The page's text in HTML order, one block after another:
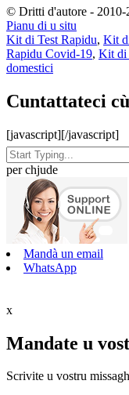
© Dritti d'autore -
Pianu di u situ
Kit di Test Rapidu, Kit
Rapidu Covid-19, Kit di
domestici
Cuntattateci
[javascript][/javascript]
per chjude
Mandà un email
WhatsApp
x
Mandate u
Scrivite u vostru